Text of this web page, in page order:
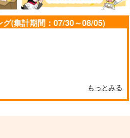
円（税込）
寿郎×竈門炭治郎
い
550円 （税込）
(集計期間：07/30～08/05)
もっとみる